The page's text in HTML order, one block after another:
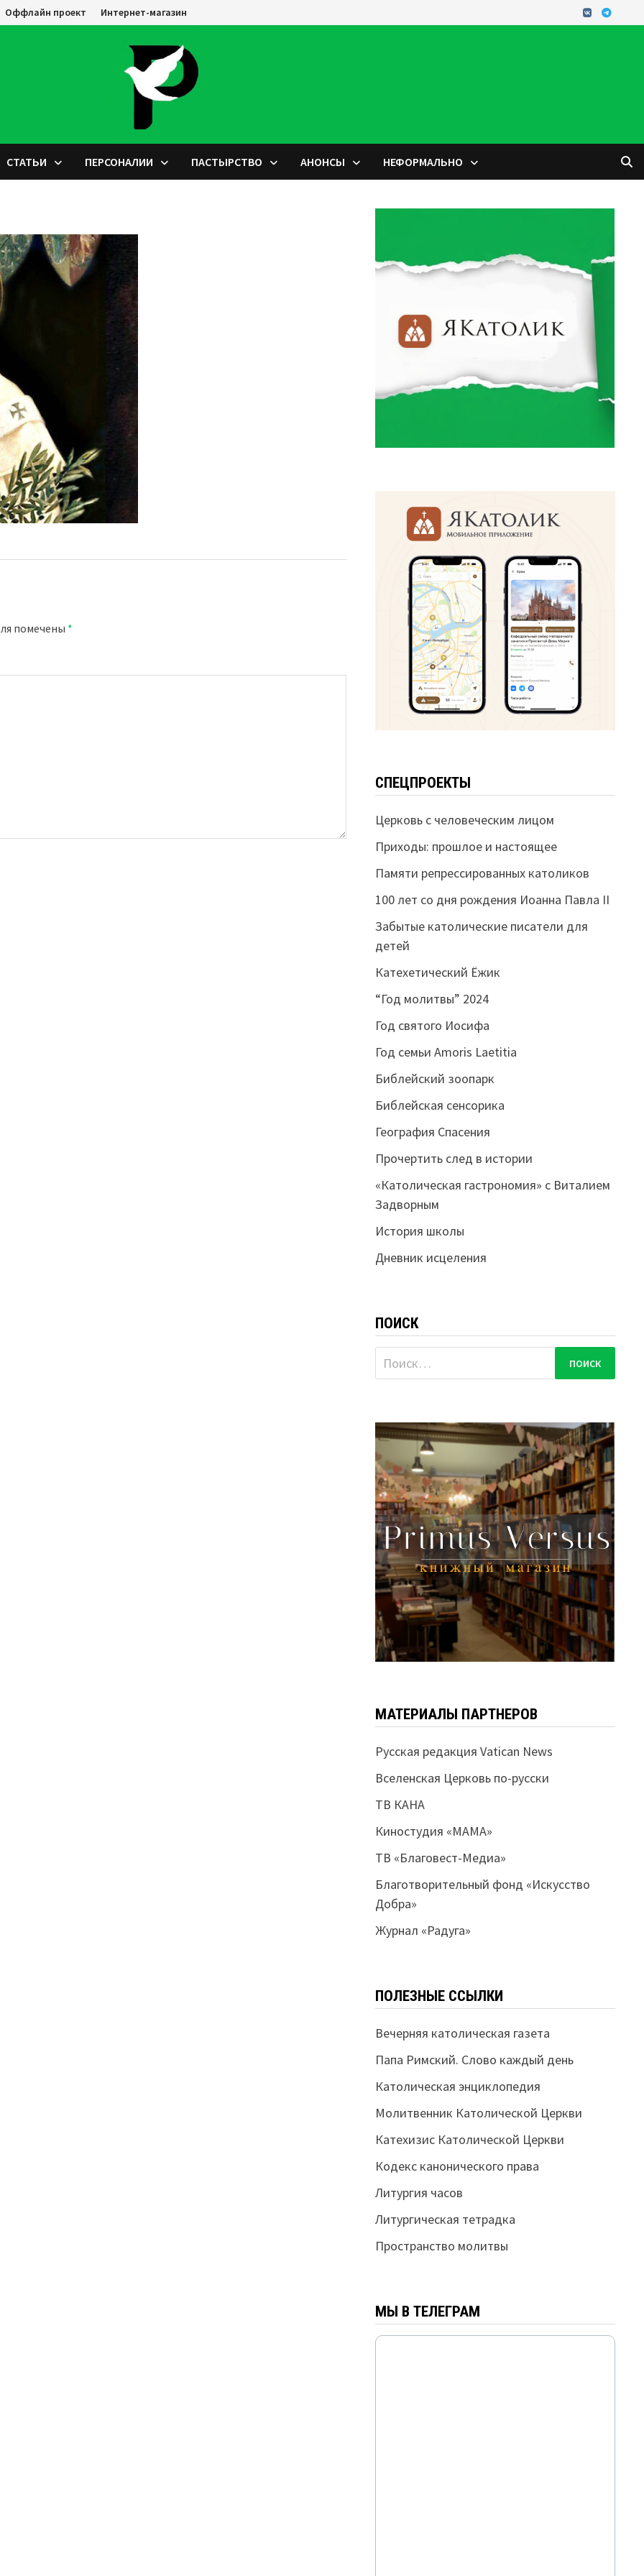
Оффлайн проект Интернет-магазин
СТАТЬИ ПЕРСОНАЛИИ ПАСТЫРСТВО АНОНСЫ НЕФОРМАЛЬНО
помечены *
СПЕЦПРОЕКТЫ
Церковь с человеческим лицом
Приходы: прошлое и настоящее
Памяти репрессированных католиков
100 лет со дня рождения Иоанна Павла II
Забытые католические писатели для
детей
Катехетический Ёжик
“Год молитвы” 2024
Год святого Иосифа
Год семьи Amoris Laetitia
Библейский зоопарк
Библейская сенсорика
География Спасения
Прочертить след в истории
«Католическая гастрономия» с Виталием
Задворным
История школы
Дневник исцеления
ПОИСК
Найти:
МАТЕРИАЛЫ ПАРТНЕРОВ
Русская редакция Vatican News
Вселенская Церковь по-русски
ТВ КАНА
Киностудия «МАМА»
ТВ «Благовест-Медиа»
Благотворительный фонд «Искусство
Добра»
Журнал «Радуга»
ПОЛЕЗНЫЕ ССЫЛКИ
Вечерняя католическая газета
Папа Римский. Слово каждый день
Католическая энциклопедия
Молитвенник Католической Церкви
Катехизис Католической Церкви
Кодекс канонического права
Литургия часов
Литургическая тетрадка
Пространство молитвы
МЫ В ТЕЛЕГРАМ